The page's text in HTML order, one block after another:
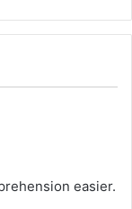
easier.